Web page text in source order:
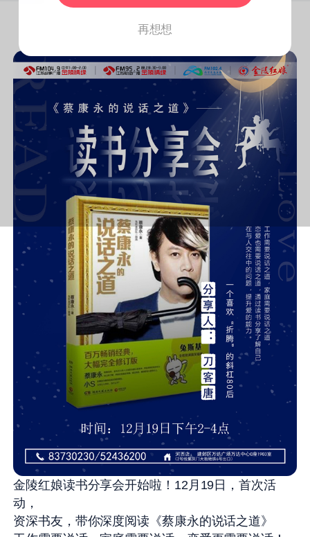
金陵红娘读书分享会开始啦！12月19日，首次活
动，
资深书友，带你深度阅读《蔡康永的说话之道》
再想想